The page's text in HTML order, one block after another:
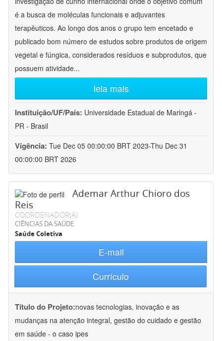
é a busca de moléculas funcionais e adjuvantes
terapêuticos. Ao longo dos anos o grupo tem encetado e
publicado bom número de estudos sobre produtos de origem
vegetal e fúngica, considerados resíduos e subprodutos, que
possuem atividade...
leia mais
Instituição/UF/País: Universidade Estadual de Maringá -
PR - Brasil
Vigência: Tue Dec 05 00:00:00 BRT 2023-Thu Dec 31
00:00:00 BRT 2026
Ademar Arthur Chioro dos
Reis
COORDENADOR(A)
CIÊNCIAS DA SAÚDE
Saúde Coletiva
E-mail
Currículo
Título do Projeto:novas tecnologias, inovação e as
mudanças na atenção integral, gestão do cuidado e gestão
em saúde - o caso ipes